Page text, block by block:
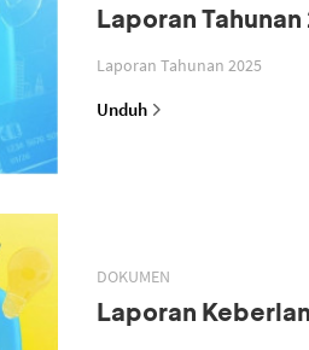
Laporan
Laporan Tahunan 2025
Unduh
DOKUMEN
Laporan